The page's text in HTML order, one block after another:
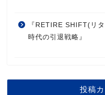
『RETIRE SHIFT(リ
時代の引退戦略』
投稿